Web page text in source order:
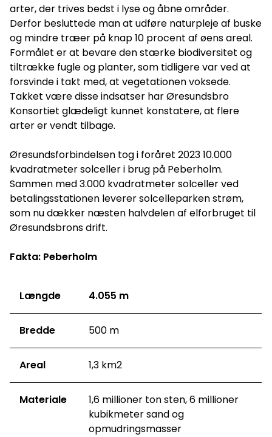
arter, der trives bedst i lyse og åbne områder.
Derfor besluttede man at udføre naturpleje af buske
og mindre træer på knap 10 procent af øens areal.
Formålet er at bevare den stærke biodiversitet og
tiltrække fugle og planter, som tidligere var ved at
forsvinde i takt med, at vegetationen voksede.
Takket være disse indsatser har Øresundsbro
Konsortiet glædeligt kunnet konstatere, at flere
arter er vendt tilbage.
Øresundsforbindelsen tog i foråret 2023 10.000
kvadratmeter solceller i brug på Peberholm.
Sammen med 3.000 kvadratmeter solceller ved
betalingsstationen leverer solcelleparken strøm,
som nu dækker næsten halvdelen af elforbruget til
Øresundsbrons drift.
Fakta: Peberholm
Længde 4.055 m
Bredde 500 m
Areal 1,3 km2
Materiale
1,6 millioner ton sten, 6 millioner
kubikmeter sand og
opmudringsmasser